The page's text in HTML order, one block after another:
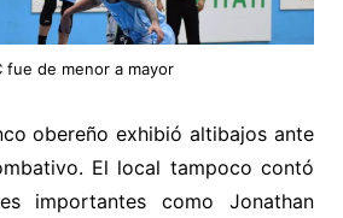
fue de menor a mayor
obereño exhibió altibajos ante
El local tampoco contó
importantes como Jonathan